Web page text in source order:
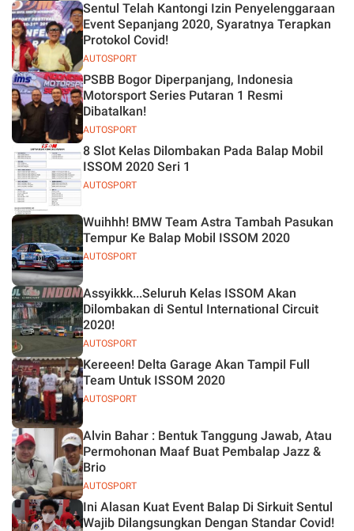
AUTOSPORT
Sentul Telah Kantongi Izin Penyelenggaraan
Event Sepanjang 2020, Syaratnya Terapkan
Protokol Covid!
AUTOSPORT
PSBB Bogor Diperpanjang, Indonesia
Motorsport Series Putaran 1 Resmi
Dibatalkan!
AUTOSPORT
8 Slot Kelas Dilombakan Pada Balap Mobil
ISSOM 2020 Seri 1
AUTOSPORT
Wuihhh! BMW Team Astra Tambah Pasukan
Tempur Ke Balap Mobil ISSOM 2020
AUTOSPORT
Assyikkk...Seluruh Kelas ISSOM Akan
Dilombakan di Sentul International Circuit
2020!
AUTOSPORT
Kereeen! Delta Garage Akan Tampil Full
Team Untuk ISSOM 2020
AUTOSPORT
Alvin Bahar : Bentuk Tanggung Jawab, Atau
Permohonan Maaf Buat Pembalap Jazz &
Brio
Ini Alasan Kuat Event Balap Di Sirkuit Sentul
Wajib Dilangsungkan Dengan Standar Covid!